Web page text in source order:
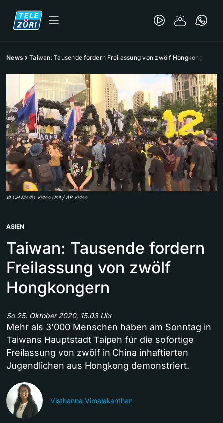
News Taiwan: Tausende fordern Freilassung von zwölf Hongkongern
© CH Media Video Unit / AP Video
ASIEN
Taiwan: Tausende fordern
Freilassung von zwölf
Hongkongern
So 25. Oktober 2020, 15.03 Uhr
Mehr als 3'000 Menschen haben am Sonntag in
Taiwans Hauptstadt Taipeh für die sofortige
Freilassung von zwölf in China inhaftierten
Jugendlichen aus Hongkong demonstriert.
Visthanna Vimalakanthan